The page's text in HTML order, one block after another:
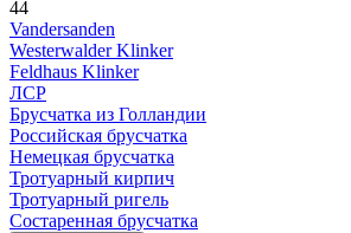
44
Vandersanden
Westerwalder Klinker
Feldhaus Klinker
ЛСР
Брусчатка из Голландии
Российская брусчатка
Немецкая брусчатка
Тротуарный кирпич
Тротуарный ригель
Состаренная брусчатка